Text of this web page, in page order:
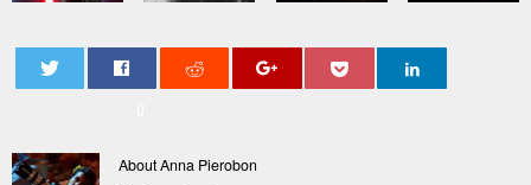
About Anna Pierobon